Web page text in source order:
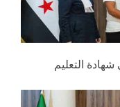
التعليم